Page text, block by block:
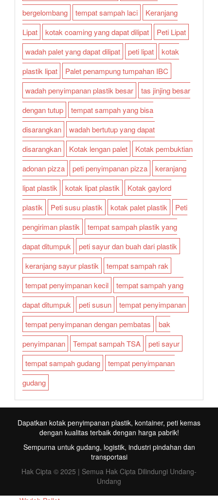
bergelombang
tempat sampah laci
Keranjang
Lipat
kotak coaming yang dapat dilipat
Peti Lipat
wadah palet yang dapat dilipat
peti lipat
kotak
plastik lipat
Palet penampung tumpahan IBC
wadah penyimpanan plastik besar
tas jinjing besar
dengan tutup
tempat sampah yang bisa
disarangkan
wadah bertutup yang dapat
disarangkan
Kotak lengan palet
Kotak pembuktian
adonan pizza
peti penyimpanan pizza
keranjang
lipat plastik
kotak lipat plastik
Kotak gaylord
plastik
Peti susu plastik kotak palet plastik
Peti
pengiriman plastik
tempat sampah plastik yang
dapat ditumpuk
peti sayur dan buah dari plastik
keranjang sayur plastik
tempat sampah rak
tempat penyimpanan kecil
tempat sampah yang
dapat ditumpuk
peti susun
tempat penyimpanan
tempat penyimpanan dengan pembatas
bak
penyimpanan
Tempat sampah TSA
peti sayur
tempat sampah gudang
tempat penyimpanan
gudang
Dapatkan kotak penyimpanan plastik, kontainer, peti kemas
dengan kualitas terbaik dengan harga pabrik!
Sempurna untuk gudang, logistik, industri pindahan dan
transportasi
Hak Cipta © 2025 | Semua Hak Cipta Dilindungi Undang-
Undang